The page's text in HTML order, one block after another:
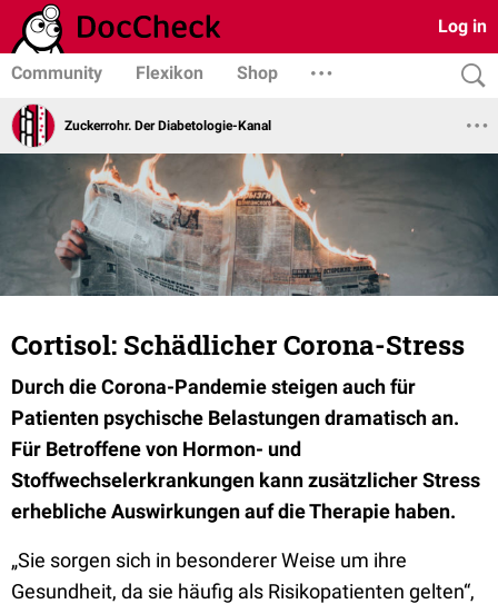
Log in
Community Flexikon Shop
Zuckerrohr. Der Diabetologie-Kanal
Cortisol: Schädlicher Corona-Stress
Durch die Corona-Pandemie steigen auch für
Patienten psychische Belastungen dramatisch an.
Für Betroffene von Hormon- und
Stoffwechselerkrankungen kann zusätzlicher Stress
erhebliche Auswirkungen auf die Therapie haben.
„Sie sorgen sich in besonderer Weise um ihre
Gesundheit, da sie häufig als Risikopatienten gelten“,